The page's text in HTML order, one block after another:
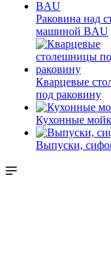
Раковина над
машиной BAU
Кварцевые
под раковину
Кухонные
Выпуски,